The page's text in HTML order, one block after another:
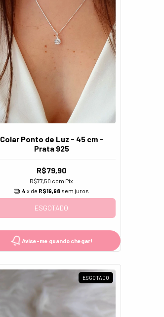
Colar Ponto de Luz - 45 cm -
Prata 925
R$79,90
R$77,50 com Pix
4 x de R$19,98 sem juros
ESGOTADO
Avise-me quando chegar!
ESGOTADO